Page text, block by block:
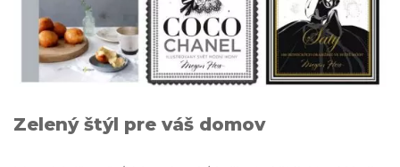
Zelený štýl pre váš domov